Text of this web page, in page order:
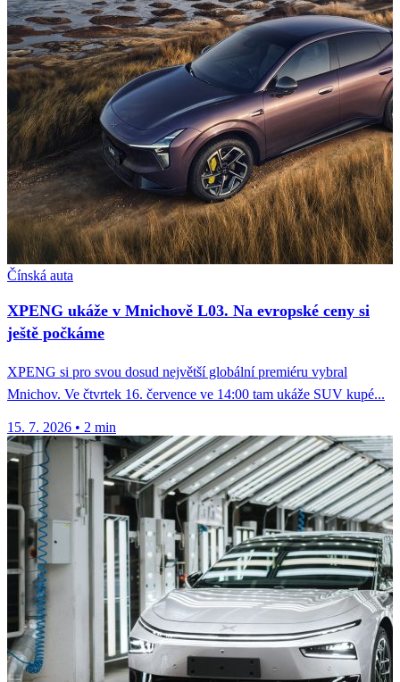
Čínská auta
XPENG ukáže v Mnichově L03. Na evropské ceny si
ještě počkáme
XPENG si pro svou dosud největší globální premiéru vybral
Mnichov. Ve čtvrtek 16. července ve 14:00 tam ukáže SUV kupé...
15. 7. 2026 • 2 min